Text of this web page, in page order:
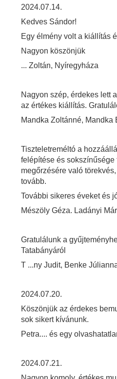
2024.07.14.
Kedves Sándor!
Egy élmény volt a kiállítás
Nagyon köszönjük
... Zoltán, Nyíregyháza
Nagyon szép, érdekes lett
az értékes kiállítás.
Mandka Zoltánné, Mandka
Tiszteletreméltó a
felépítése és
megőrzésére való
tovább.
További sikeres éveket és
Mészöly Géza. Ladányi
Gratulálunk a
Tatabányáról
T ...ny Judit, Benke
2024.07.20.
Köszönjük az érdekes
sok sikert kívánunk.
Petra.... és egy
2024.07.21.